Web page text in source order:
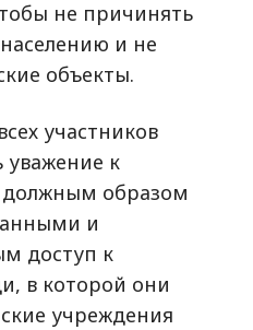
не причинять
и не
объекты.
участников
уважение к
должным образом
и
доступ к
в которой они
учреждения